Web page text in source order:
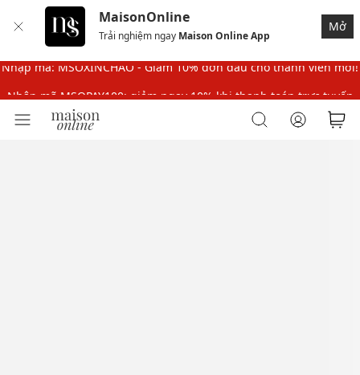
MaisonOnline
Trải nghiệm ngay Maison Online App
Mở
Nhập mã MSOPAY100: giảm ngay 10% khi thanh toán trực tuyến
Nhập mã: MSOXINCHAO - Giảm 10% đơn đầu cho thành viên mới!